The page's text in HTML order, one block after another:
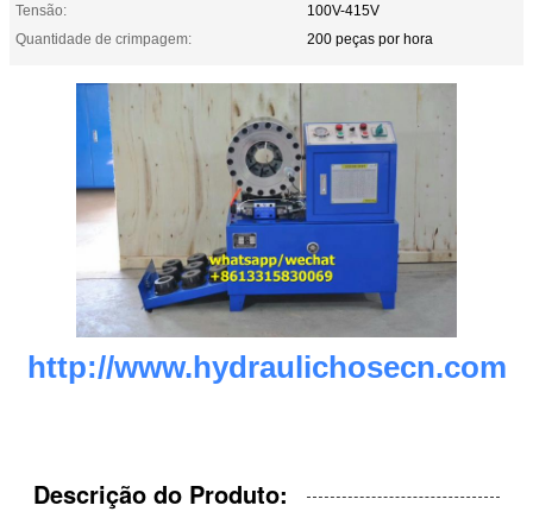
Tensão:
100V-415V
Quantidade de crimpagem:
200 peças por hora
http://www.hydraulichosecn.com
Descrição do Produto: